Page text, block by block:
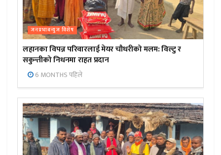
जनप्रभाबन्युज विशेष
लहानका विपन्न परिवारलाई मेयर चौधरीको मलम: विल्टु र
सकुन्तीको निधनमा राहत प्रदान
6 MONTHS पहिले